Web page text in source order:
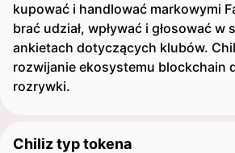
kupować i handlować markowymi
brać udział, wpływać i głosować w
ankietach dotyczących klubów.
rozwijanie ekosystemu blockchain
rozrywki.
Chiliz typ tokena